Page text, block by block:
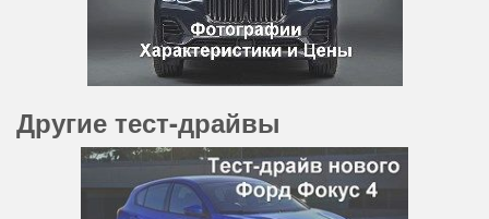
Другие тест-драйвы